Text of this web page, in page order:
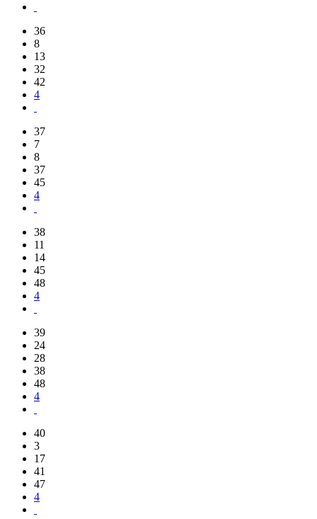
36
8
13
32
42
4
37
7
8
37
45
4
38
11
14
45
48
4
39
24
28
38
48
4
40
3
17
41
47
4